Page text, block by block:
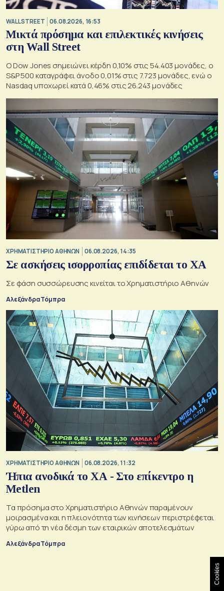
WALL STREET 06.08.2026, 16:53
Μικτά πρόσημα και επιλεκτικές κινήσεις
στη Wall Street
Ο Dow Jones σημειώνει κέρδη 0,10% στις 54.403 μονάδες, ο
S&P 500 καταγράφει άνοδο 0,01% στις 7.723 μονάδες, ενώ ο
Nasdaq υποχωρεί κατά 0,46% στις 26.243 μονάδες
XΡΗΜΑΤΙΣΤΗΡΙΟ ΑΘΗΝΩΝ 06.08.2026, 14:35
Σε ασκήσεις ισορροπίας επιδίδεται το ΧΑ
Σε φάση συσσώρευσης κινείται το Χρηματιστήριο Αθηνών
Αλεξάνδρα Τόμπρα
XΡΗΜΑΤΙΣΤΗΡΙΟ ΑΘΗΝΩΝ 06.08.2026, 11:32
Ήπια ανοδικά το ΧΑ - Στο επίκεντρο η
Metlen
Τα πρόσημα στο Χρηματιστήριο Αθηνών παραμένουν
μοιρασμένα και η πλειονότητα των κινήσεων περιστρέφεται
γύρω από τη νέα δέσμη των εταιρικών αποτελεσμάτων
Αλεξάνδρα Τόμπρα
Cookies